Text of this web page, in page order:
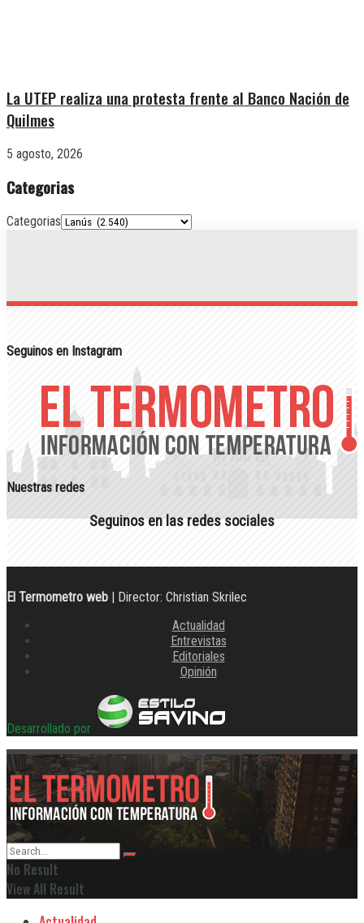
La UTEP realiza una protesta frente al Banco Nación de
Quilmes
5 agosto, 2026
Categorias
Categorias
Seguinos en Instagram
Nuestras redes
Seguinos en las redes sociales
El Termometro web | Director: Christian Skrilec
Actualidad
Entrevistas
Editoriales
Opinión
Desarrollado por
No Result
View All Result